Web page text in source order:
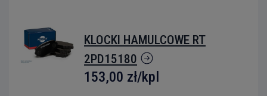
KLOCKI HAMULCOWE RT
2PD15180
153,00 zł/kpl